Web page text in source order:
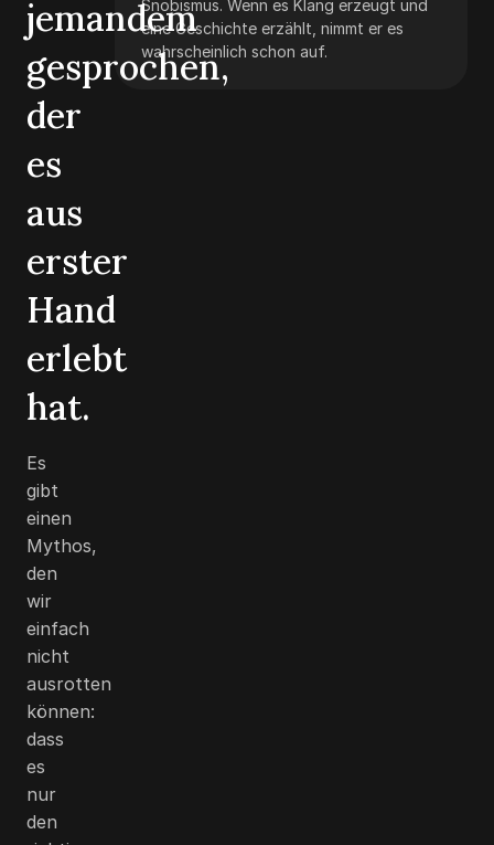
Snobismus. Wenn es Klang erzeugt und
eine Geschichte erzählt, nimmt er es
wahrscheinlich schon auf.
jemandem
gesprochen,
der
es
aus
erster
Hand
erlebt
hat.
Es
gibt
einen
Mythos,
den
wir
einfach
nicht
ausrotten
können:
dass
es
nur
den